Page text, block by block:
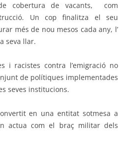
cobertura de vacants,
com
Un cop finalitza el seu
més de nou mesos cada any, l’
seva llar.
i racistes contra l’emigració no
de polítiques implementades
seves institucions.
en una entitat sotmesa a
actua com el braç militar dels